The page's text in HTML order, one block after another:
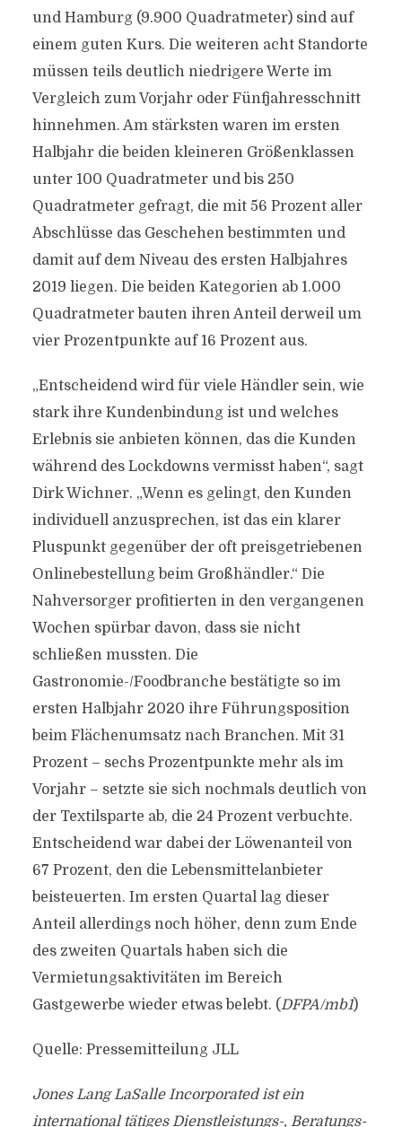
und Hamburg (9.900 Quadratmeter) sind auf
einem guten Kurs. Die weiteren acht Standorte
müssen teils deutlich niedrigere Werte im
Vergleich zum Vorjahr oder Fünfjahresschnitt
hinnehmen. Am stärksten waren im ersten
Halbjahr die beiden kleineren Größenklassen
unter 100 Quadratmeter und bis 250
Quadratmeter gefragt, die mit 56 Prozent aller
Abschlüsse das Geschehen bestimmten und
damit auf dem Niveau des ersten Halbjahres
2019 liegen. Die beiden Kategorien ab 1.000
Quadratmeter bauten ihren Anteil derweil um
vier Prozentpunkte auf 16 Prozent aus.
„Entscheidend wird für viele Händler sein, wie
stark ihre Kundenbindung ist und welches
Erlebnis sie anbieten können, das die Kunden
während des Lockdowns vermisst haben“, sagt
Dirk Wichner. „Wenn es gelingt, den Kunden
individuell anzusprechen, ist das ein klarer
Pluspunkt gegenüber der oft preisgetriebenen
Onlinebestellung beim Großhändler.“ Die
Nahversorger profitierten in den vergangenen
Wochen spürbar davon, dass sie nicht
schließen mussten. Die
Gastronomie-/Foodbranche bestätigte so im
ersten Halbjahr 2020 ihre Führungsposition
beim Flächenumsatz nach Branchen. Mit 31
Prozent – sechs Prozentpunkte mehr als im
Vorjahr – setzte sie sich nochmals deutlich von
der Textilsparte ab, die 24 Prozent verbuchte.
Entscheidend war dabei der Löwenanteil von
67 Prozent, den die Lebensmittelanbieter
beisteuerten. Im ersten Quartal lag dieser
Anteil allerdings noch höher, denn zum Ende
des zweiten Quartals haben sich die
Vermietungsaktivitäten im Bereich
Gastgewerbe wieder etwas belebt. (DFPA/mb1)
Quelle: Pressemitteilung JLL
Jones Lang LaSalle Incorporated ist ein
international tätiges Dienstleistungs-, Beratungs-